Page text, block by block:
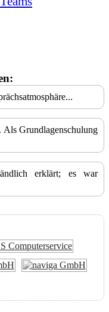
Grundlagenschulung
erklärt; es war